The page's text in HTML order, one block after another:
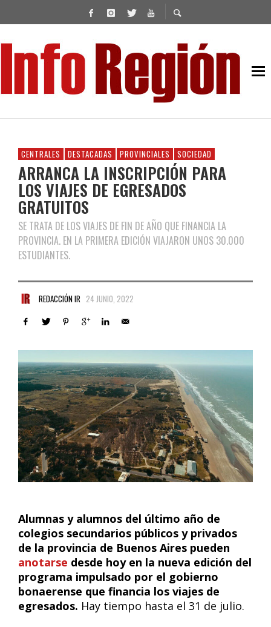
CENTRALES DESTACADAS PROVINCIALES SOCIEDAD
ARRANCA LA INSCRIPCIÓN PARA
LOS VIAJES DE EGRESADOS
GRATUITOS
SE TRATA DE LOS VIAJES DE FIN DE AÑO QUE FINANCIA LA
PROVINCIA. EN LA PRIMERA EDICIÓN VIAJARON UNOS 30.000
ESTUDIANTES.
REDACCIÓN IR 24 JUNIO, 2022
Alumnas y alumnos del último año de
colegios secundarios públicos y privados
de la provincia de Buenos Aires pueden
anotarse desde hoy en la nueva edición del
programa impulsado por el gobierno
bonaerense que financia los viajes de
egresados. Hay tiempo hasta el 31 de julio.